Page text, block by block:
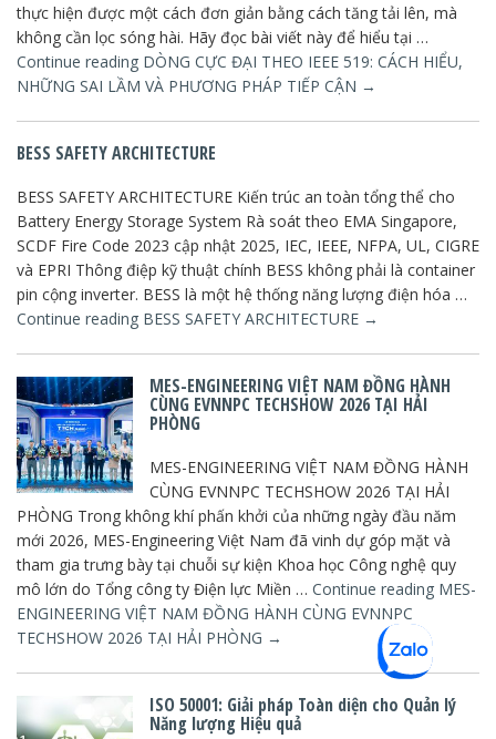
thực hiện được một cách đơn giản bằng cách tăng tải lên, mà
không cần lọc sóng hài. Hãy đọc bài viết này để hiểu tại …
Continue reading DÒNG CỰC ĐẠI THEO IEEE 519: CÁCH HIỂU,
NHỮNG SAI LẦM VÀ PHƯƠNG PHÁP TIẾP CẬN →
BESS SAFETY ARCHITECTURE
BESS SAFETY ARCHITECTURE Kiến trúc an toàn tổng thể cho
Battery Energy Storage System Rà soát theo EMA Singapore,
SCDF Fire Code 2023 cập nhật 2025, IEC, IEEE, NFPA, UL, CIGRE
và EPRI Thông điệp kỹ thuật chính BESS không phải là container
pin cộng inverter. BESS là một hệ thống năng lượng điện hóa …
Continue reading BESS SAFETY ARCHITECTURE →
MES-ENGINEERING VIỆT NAM ĐỒNG HÀNH
CÙNG EVNNPC TECHSHOW 2026 TẠI HẢI
PHÒNG
MES-ENGINEERING VIỆT NAM ĐỒNG HÀNH
CÙNG EVNNPC TECHSHOW 2026 TẠI HẢI
PHÒNG Trong không khí phấn khởi của những ngày đầu năm
mới 2026, MES-Engineering Việt Nam đã vinh dự góp mặt và
tham gia trưng bày tại chuỗi sự kiện Khoa học Công nghệ quy
mô lớn do Tổng công ty Điện lực Miền … Continue reading MES-
ENGINEERING VIỆT NAM ĐỒNG HÀNH CÙNG EVNNPC
TECHSHOW 2026 TẠI HẢI PHÒNG →
ISO 50001: Giải pháp Toàn diện cho Quản lý
Năng lượng Hiệu quả